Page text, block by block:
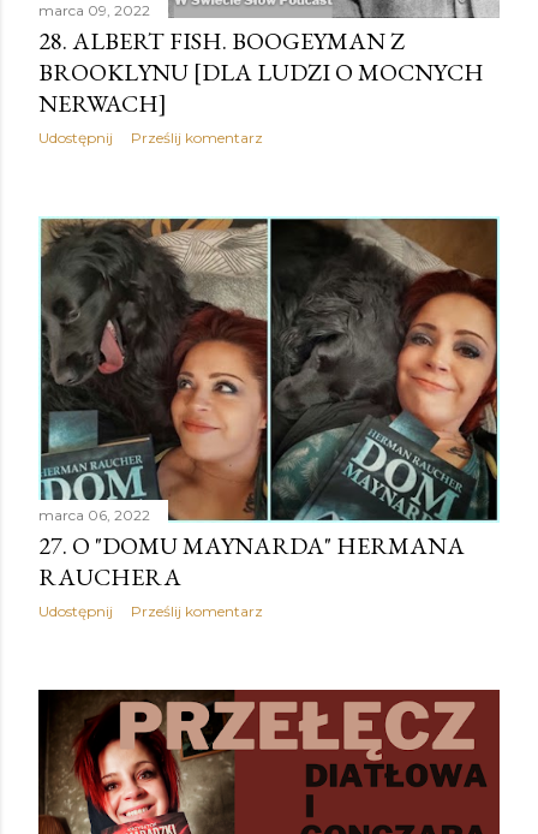
marca 09, 2022
28. ALBERT FISH. BOOGEYMAN Z
BROOKLYNU [DLA LUDZI O MOCNYCH
NERWACH]
Udostępnij Prześlij komentarz
marca 06, 2022
27. O "DOMU MAYNARDA" HERMANA
RAUCHERA
Udostępnij Prześlij komentarz